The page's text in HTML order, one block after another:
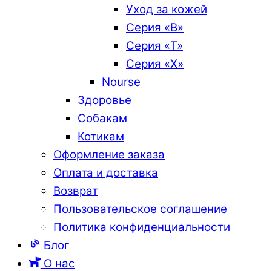
Уход за кожей
Серия «B»
Серия «T»
Серия «X»
Nourse
Здоровье
Собакам
Котикам
Оформление заказа
Оплата и доставка
Возврат
Пользовательское соглашение
Политика конфиденциальности
Блог
О нас